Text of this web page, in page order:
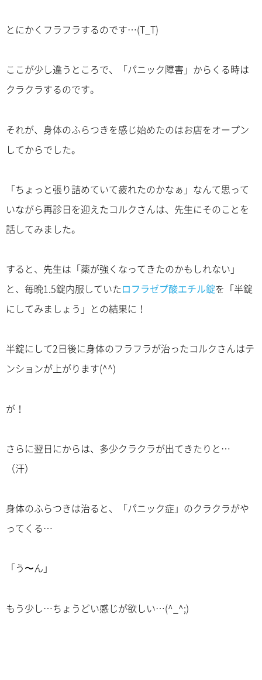
とにかくフラフラするのです…(T_T)
ここが少し違うところで、「パニック障害」からくる時は
クラクラするのです。
それが、身体のふらつきを感じ始めたのはお店をオープン
してからでした。
「ちょっと張り詰めていて疲れたのかなぁ」なんて思って
いながら再診日を迎えたコルクさんは、先生にそのことを
話してみました。
すると、先生は「薬が強くなってきたのかもしれない」
と、毎晩1.5錠内服していたロフラゼプ酸エチル錠を「半錠
にしてみましょう」との結果に！
半錠にして2日後に身体のフラフラが治ったコルクさんはテ
ンションが上がります(^^)
が！
さらに翌日にからは、多少クラクラが出てきたりと…
（汗）
身体のふらつきは治ると、「パニック症」のクラクラがや
ってくる…
「う〜ん」
もう少し…ちょうどい感じが欲しい…(^_^;)